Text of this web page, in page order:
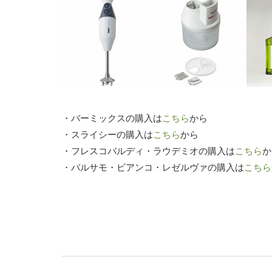
・バーミックスの購入はこちらから
・スライシーの購入はこちらから
・フレスコバルディ・ラウデミオの購入はこちら
・バルサモ・ビアンコ・レゼルヴァの購入はこちら